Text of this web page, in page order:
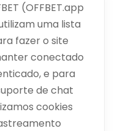
(OFFBET.app
uma lista
fazer o site
conectado
e para
de chat
cookies